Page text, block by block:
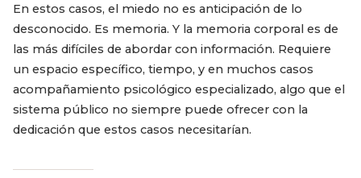
En estos casos, el miedo no es anticipación de lo
desconocido. Es memoria. Y la memoria corporal es de
las más difíciles de abordar con información. Requiere
un espacio específico, tiempo, y en muchos casos
acompañamiento psicológico especializado, algo que el
sistema público no siempre puede ofrecer con la
dedicación que estos casos necesitarían.